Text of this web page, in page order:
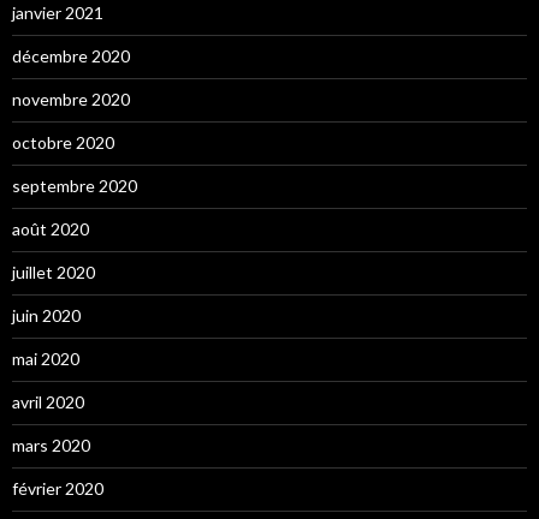
janvier 2021
décembre 2020
novembre 2020
octobre 2020
septembre 2020
août 2020
juillet 2020
juin 2020
mai 2020
avril 2020
mars 2020
février 2020